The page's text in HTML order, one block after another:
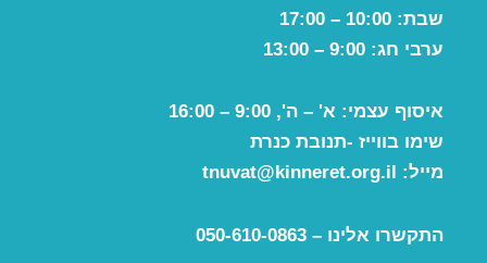
שבת: 10:00 – 17:00
ערבי חג: 9:00 – 13:00
איסוף עצמי: א' – ה', 9:00 – 16:00
שימו בווייז -תנובת כנרת
מייל:
tnuvat@kinneret.org.il
התקשרו אלינו – 050-610-0863